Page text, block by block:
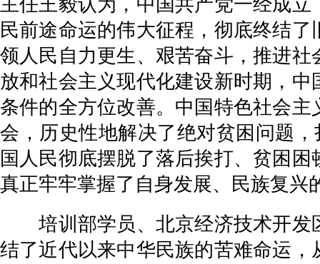
主任王毅认为，中国共产党一经成
民前途命运的伟大征程，彻底终结
领人民自力更生、艰苦奋斗，推进
放和社会主义现代化建设新时期，
条件的全方位改善。中国特色社会
会，历史性地解决了绝对贫困问题
国人民彻底摆脱了落后挨打、贫困
真正牢牢掌握了自身发展、民族复兴
培训部学员、北京经济技术开发
结了近代以来中华民族的苦难命运